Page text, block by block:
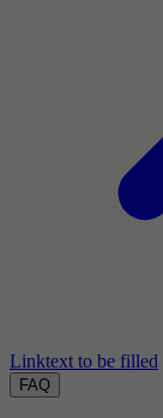
Linktext to be filled
FAQ